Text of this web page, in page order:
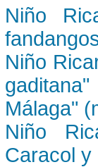
Niño
Niño
Málaga"
Niño
Caracol y